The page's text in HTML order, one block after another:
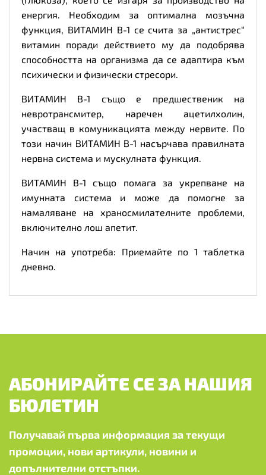
енергия. Необходим за оптимална мозъчна
функция, ВИТАМИН В-1 се счита за „антистрес“
витамин поради действието му да подобрява
способността на организма да се адаптира към
психически и физически стресори.
ВИТАМИН В-1 също е предшественик на
невротрансмитер, наречен ацетилхолин,
участващ в комуникацията между нервите. По
този начин ВИТАМИН В-1 насърчава правилната
нервна система и мускулната функция.
ВИТАМИН В-1 също помага за укрепване на
имунната система и може да помогне за
намаляване на храносмилателните проблеми,
включително лош апетит.
Начин на употреба: Приемайте по 1 таблетка
дневно.
АБОНИРАЙТЕ СЕ ЗА НАШИЯ
БЮЛЕТИН
Получавай първа информация за текущи
промоции, нови артикули, новини и
допълнителни отстъпки.